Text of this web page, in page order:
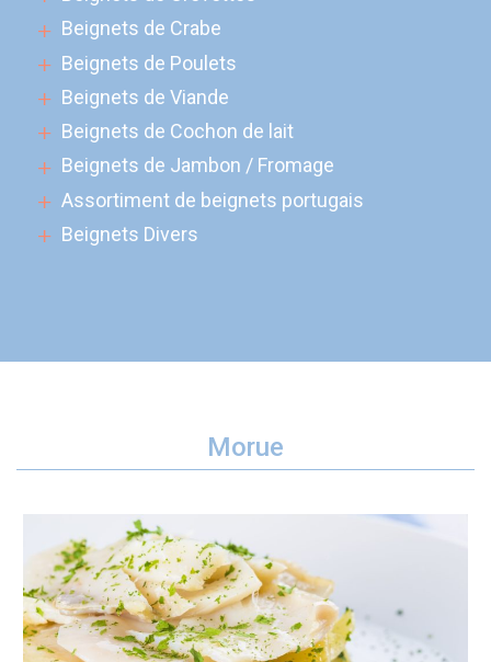
Beignets de Crabe
Beignets de Poulets
Beignets de Viande
Beignets de Cochon de lait
Beignets de Jambon / Fromage
Assortiment de beignets portugais
Beignets Divers
Morue